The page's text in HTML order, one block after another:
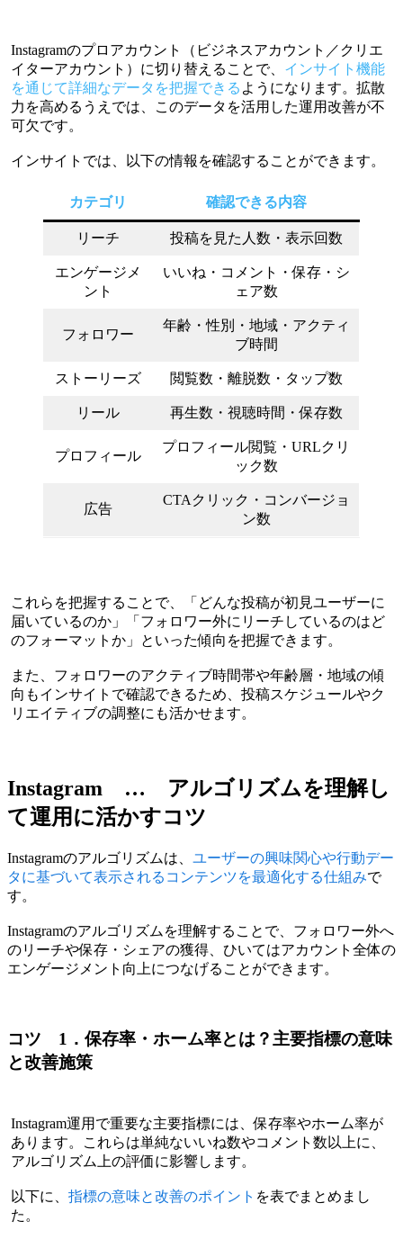
Instagramのプロアカウント（ビジネスアカウント／クリエ
イターアカウント）に切り替えることで、 インサイト機能
を通じて詳細なデータを把握できる ようになります。拡散
力を高めるうえでは、このデータを活用した運用改善が不
可欠です。
インサイトでは、以下の情報を確認することができます。
カテゴリ 確認できる内容
リーチ 投稿を見た人数・表示回数
エンゲージメ
ント
いいね・コメント・保存・シ
ェア数
フォロワー
年齢・性別・地域・アクティ
ブ時間
ストーリーズ 閲覧数・離脱数・タップ数
リール 再生数・視聴時間・保存数
プロフィール
プロフィール閲覧・URLクリ
ック数
広告
CTAクリック・コンバージョ
ン数
これらを把握することで、「どんな投稿が初見ユーザーに
届いているのか」「フォロワー外にリーチしているのはど
のフォーマットか」といった傾向を把握できます。
また、フォロワーのアクティブ時間帯や年齢層・地域の傾
向もインサイトで確認できるため、投稿スケジュールやク
リエイティブの調整にも活かせます。
Instagram … アルゴリズムを理解し
て運用に活かすコツ
Instagramのアルゴリズムは、 ユーザーの興味関心や行動デー
タに基づいて表示されるコンテンツを最適化する仕組みで
す。
Instagramのアルゴリズムを理解することで、フォロワー外へ
のリーチや保存・シェアの獲得、ひいてはアカウント全体の
エンゲージメント向上につなげることができます。
コツ 1．保存率・ホーム率とは？主要指標の意味
と改善施策
Instagram運用で重要な主要指標には、保存率やホーム率が
あります。これらは単純ないいね数やコメント数以上に、
アルゴリズム上の評価に影響します。
以下に、指標の意味と改善のポイント を表でまとめまし
た。